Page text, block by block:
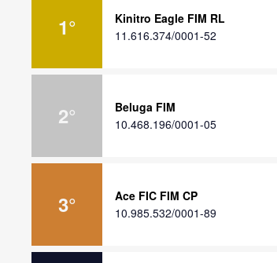
1°
Kinitro Eagle FIM RL
11.616.374/0001-52
2°
Beluga FIM
10.468.196/0001-05
3°
Ace FIC FIM CP
10.985.532/0001-89